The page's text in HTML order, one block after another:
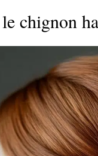
chignon